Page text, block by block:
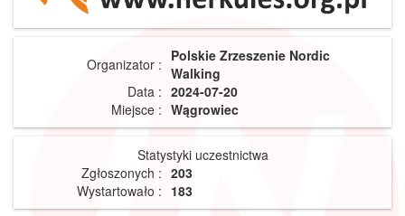
Organizator : Polskie Zrzeszenie Nordic
Walking
Data : 2024-07-20
Miejsce : Wągrowiec
Statystyki uczestnictwa
Zgłoszonych : 203
Wystartowało : 183